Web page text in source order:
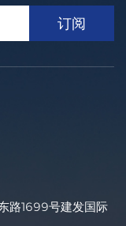
路1699号建发国际